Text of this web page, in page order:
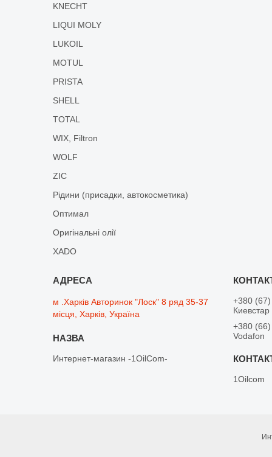
KNECHT
LIQUI MOLY
LUKOIL
MOTUL
PRISTA
SHELL
TOTAL
WIX, Filtron
WOLF
ZIC
Рідини (присадки, автокосметика)
Оптимал
Оригінальні олії
XADO
м .Харків Авторинок "Лоск" 8 ряд 35-37
місця, Харків, Україна
Интернет-магазин -1OilCom-
+380
Киевстар
+380
Vodafon
1Oilcom